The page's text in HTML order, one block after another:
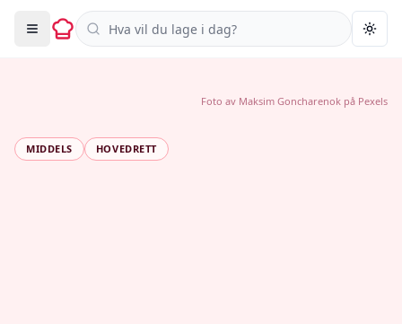
Søk i oppskrifter
MIDDELS HOVEDRETT
Foto av Maksim Goncharenok på Pexels